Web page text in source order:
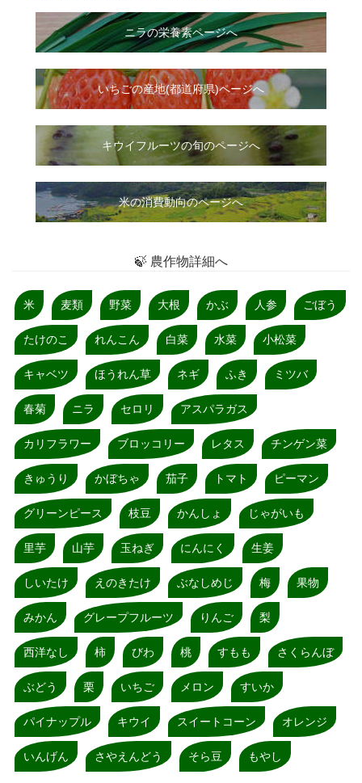
ニラの栄養素ページへ
いちごの産地(都道府県)ページへ
キウイフルーツの旬のページへ
米の消費動向のページへ
🍃 農作物詳細へ
米 麦類 野菜 大根 かぶ 人参 ごぼう
たけのこ れんこん 白菜 水菜 小松菜
キャベツ ほうれん草 ネギ ふき ミツバ
春菊 ニラ セロリ アスパラガス
カリフラワー ブロッコリー レタス チンゲン菜
きゅうり かぼちゃ 茄子 トマト ピーマン
グリーンピース 枝豆 かんしょ じゃがいも
里芋 山芋 玉ねぎ にんにく 生姜
しいたけ えのきたけ ぶなしめじ 梅 果物
みかん グレープフルーツ りんご 梨
西洋なし 柿 びわ 桃 すもも さくらんぼ
ぶどう 栗 いちご メロン すいか
パイナップル キウイ スイートコーン オレンジ
いんげん さやえんどう そら豆 もやし